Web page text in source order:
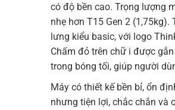
có độ bền cao. Trọng lượng
nhẹ hơn T15 Gen 2 (1,75kg).
lưng kiểu basic, với logo
Chấm đỏ trên chữ i được
trong bóng tối, giúp người
Máy có thiết kế bền bỉ, ổn
nhưng tiện lợi, chắc chắn và